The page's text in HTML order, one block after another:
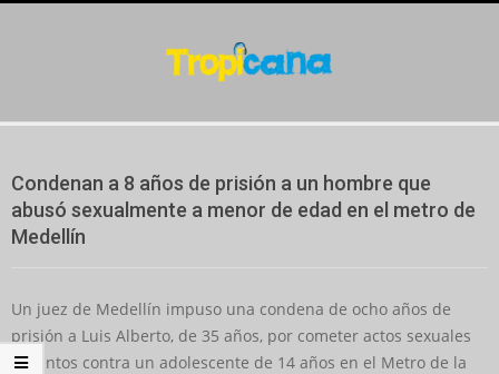
Menu
Condenan a 8 años de prisión a un hombre que
abusó sexualmente a menor de edad en el metro de
Medellín
Un juez de Medellín impuso una condena de ocho años de
prisión a Luis Alberto, de 35 años, por cometer actos sexuales
violentos contra un adolescente de 14 años en el Metro de la